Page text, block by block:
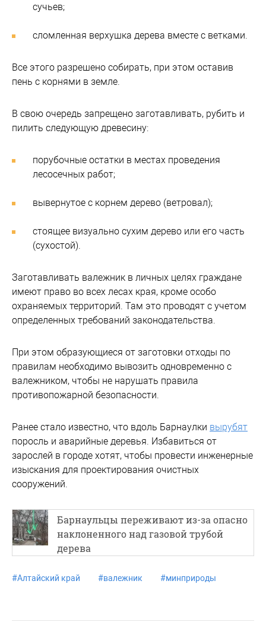
сучьев;
сломленная верхушка дерева вместе с ветками.
Все этого разрешено собирать, при этом оставив
пень с корнями в земле.
В свою очередь запрещено заготавливать, рубить и
пилить следующую древесину:
порубочные остатки в местах проведения
лесосечных работ;
вывернутое с корнем дерево (ветровал);
стоящее визуально сухим дерево или его часть
(сухостой).
Заготавливать валежник в личных целях граждане
имеют право во всех лесах края, кроме особо
охраняемых территорий. Там это проводят с учетом
определенных требований законодательства.
При этом образующиеся от заготовки отходы по
правилам необходимо вывозить одновременно с
валежником, чтобы не нарушать правила
противопожарной безопасности.
Ранее стало известно, что вдоль Барнаулки вырубят
поросль и аварийные деревья. Избавиться от
зарослей в городе хотят, чтобы провести инженерные
изыскания для проектирования очистных
сооружений.
Барнаульцы переживают из-за опасно
наклоненного над газовой трубой
дерева
#Алтайский край #валежник #минприроды